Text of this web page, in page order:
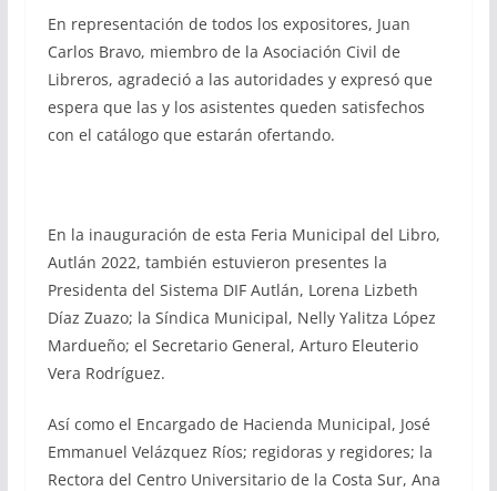
En representación de todos los expositores, Juan
Carlos Bravo, miembro de la Asociación Civil de
Libreros, agradeció a las autoridades y expresó que
espera que las y los asistentes queden satisfechos
con el catálogo que estarán ofertando.
En la inauguración de esta Feria Municipal del Libro,
Autlán 2022, también estuvieron presentes la
Presidenta del Sistema DIF Autlán, Lorena Lizbeth
Díaz Zuazo; la Síndica Municipal, Nelly Yalitza López
Mardueño; el Secretario General, Arturo Eleuterio
Vera Rodríguez.
Así como el Encargado de Hacienda Municipal, José
Emmanuel Velázquez Ríos; regidoras y regidores; la
Rectora del Centro Universitario de la Costa Sur, Ana